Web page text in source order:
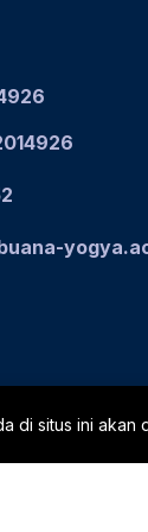
di situs ini